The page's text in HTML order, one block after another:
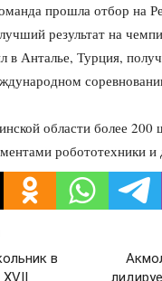
прошла отбор на
результат на
в Анталье, Турция,
области более
робототехники и
в